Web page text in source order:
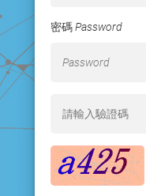
密碼 Password